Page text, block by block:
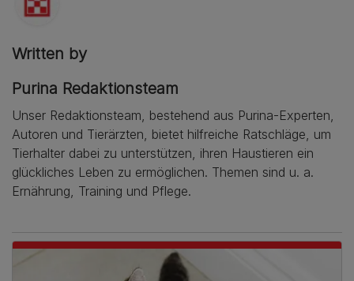
Written by
Purina Redaktionsteam
Unser Redaktionsteam, bestehend aus Purina-Experten,
Autoren und Tierärzten, bietet hilfreiche Ratschläge, um
Tierhalter dabei zu unterstützen, ihren Haustieren ein
glückliches Leben zu ermöglichen. Themen sind u. a.
Ernährung, Training und Pflege.